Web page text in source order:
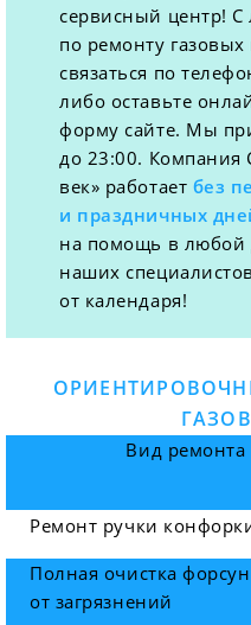
сервисный центр!
по ремонту
связаться по
либо оставьте
форму сайте. Мы
до 23:00. Компания
век» работает без
и праздничных
на помощь в любой
наших
от календаря!
Вид ремонта
Ремонт ручки
Полная очистка
от загрязнений